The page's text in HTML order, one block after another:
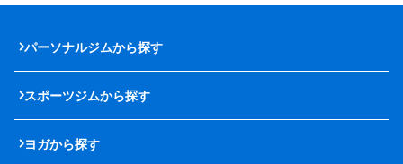
パーソナルジムから探す
スポーツジムから探す
ヨガから探す